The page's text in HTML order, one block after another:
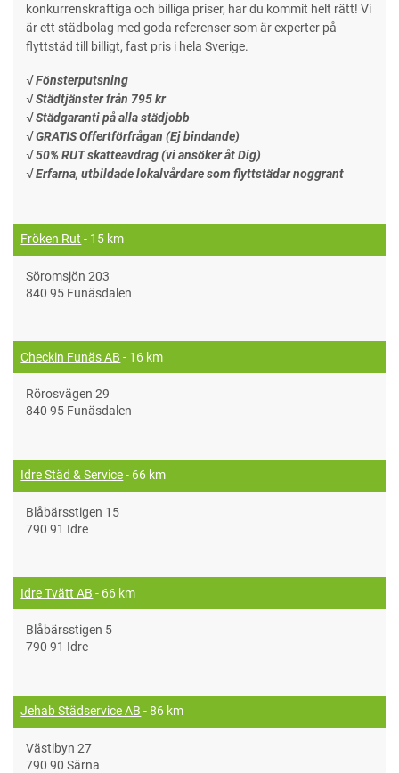
konkurrenskraftiga och billiga priser, har du kommit helt rätt! Vi
är ett städbolag med goda referenser som är experter på
flyttstäd till billigt, fast pris i hela Sverige.
√ Fönsterputsning
√ Städtjänster från 795 kr
√ Städgaranti på alla städjobb
√ GRATIS Offertförfrågan (Ej bindande)
√ 50% RUT skatteavdrag (vi ansöker åt Dig)
√ Erfarna, utbildade lokalvårdare som flyttstädar noggrant
Fröken Rut - 15 km
Söromsjön 203
840 95 Funäsdalen
Checkin Funäs AB - 16 km
Rörosvägen 29
840 95 Funäsdalen
Idre Städ & Service- 66 km
Blåbärsstigen 15
790 91 Idre
Idre Tvätt AB - 66 km
Blåbärsstigen 5
790 91 Idre
Jehab Städservice AB - 86 km
Västibyn 27
790 90 Särna